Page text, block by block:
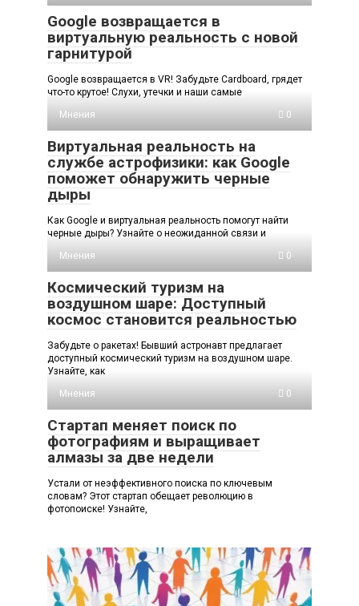
Google возвращается в
виртуальную реальность с новой
гарнитурой
Google возвращается в VR! Забудьте Cardboard, грядет
что-то крутое! Слухи, утечки и наши самые
Мнения
0
Виртуальная реальность на
службе астрофизики: как Google
поможет обнаружить черные
дыры
Как Google и виртуальная реальность помогут найти
черные дыры? Узнайте о неожиданной связи и
Мнения
0
Космический туризм на
воздушном шаре: Доступный
космос становится реальностью
Забудьте о ракетах! Бывший астронавт предлагает
доступный космический туризм на воздушном шаре.
Узнайте, как
Мнения
0
Стартап меняет поиск по
фотографиям и выращивает
алмазы за две недели
Устали от неэффективного поиска по ключевым
словам? Этот стартап обещает революцию в
фотопоиске! Узнайте,